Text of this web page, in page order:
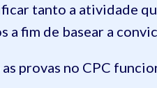
tanto a atividade
fim de basear a
provas no CPC